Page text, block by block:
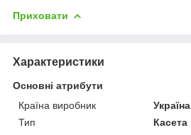
Приховати
Характеристики
Основні атрибути
Країна виробник
Україна
Тип
Касета